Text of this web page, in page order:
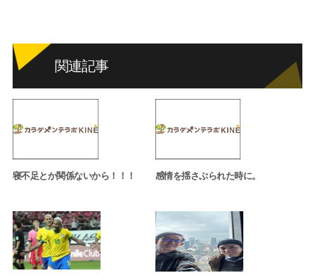
関連記事
寝不足とか関係ないから！！！ 感情を揺さぶられた時に。